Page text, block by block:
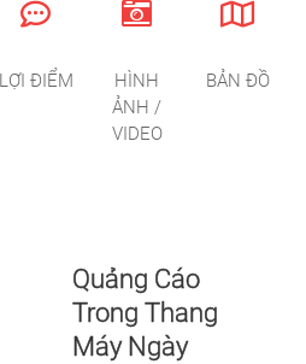
LỢI ĐIỂM
HÌNH
ẢNH /
VIDEO
BẢN ĐỒ
Quảng Cáo
Trong Thang
Máy Ngày